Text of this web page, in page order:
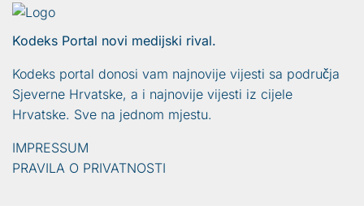
Kodeks Portal novi medijski rival.
Kodeks portal donosi vam najnovije vijesti sa područja
Sjeverne Hrvatske, a i najnovije vijesti iz cijele
Hrvatske. Sve na jednom mjestu.
IMPRESSUM
PRAVILA O PRIVATNOSTI